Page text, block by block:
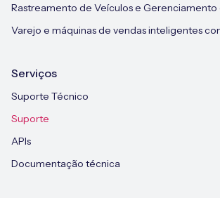
Rastreamento de Veículos e
Varejo e máquinas de vendas inteligentes
Serviços
Suporte Técnico
Suporte
APIs
Documentação técnica